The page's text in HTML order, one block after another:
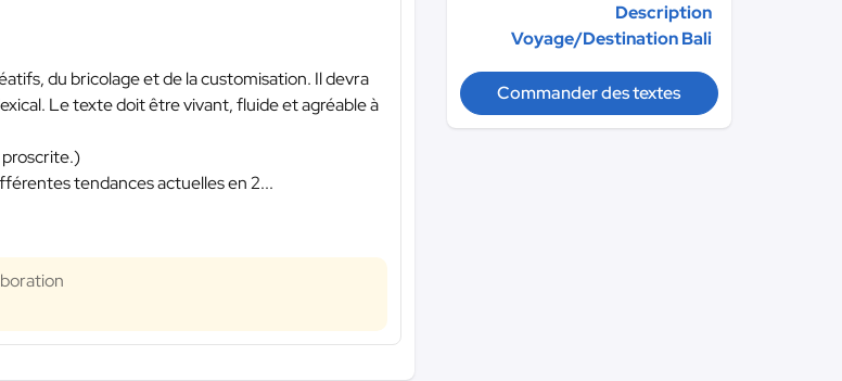
du bricolage et de la customisation. Il devra
Le texte doit être vivant, fluide et agréable à
tendances actuelles en 2...
Description
Voyage/Destination Bali
Commander des textes